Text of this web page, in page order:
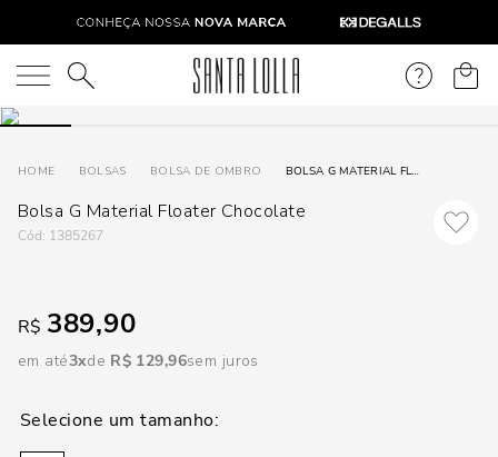
O que você está procurando?
BOLSAS BOLSA DE OMBRO BOLSA G MATERIAL FLOATER CHOCOLATE
Bolsa G Material Floater Chocolate
: 1385267
R$ 389,90
em até3 R$ 129,96sem juros